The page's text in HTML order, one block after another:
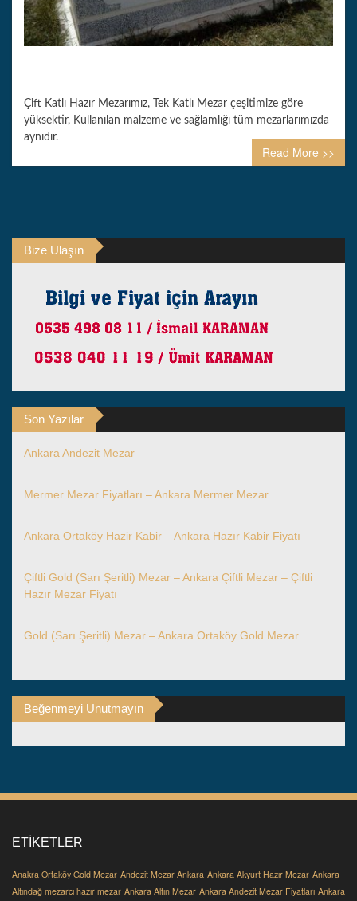
Çift Katlı Hazır Mezarımız, Tek Katlı Mezar çeşitimize göre
yüksektir, Kullanılan malzeme ve sağlamlığı tüm mezarlarımızda
aynıdır.
Read More >>
Bize Ulaşın
Son Yazılar
Ankara Andezit Mezar
Mermer Mezar Fiyatları – Ankara Mermer Mezar
Ankara Ortaköy Hazir Kabir – Ankara Hazır Kabir Fiyatı
Çiftli Gold (Sarı Şeritli) Mezar – Ankara Çiftli Mezar – Çiftli
Hazır Mezar Fiyatı
Gold (Sarı Şeritli) Mezar – Ankara Ortaköy Gold Mezar
Beğenmeyi Unutmayın
ETIKETLER
Anakra Ortaköy Gold Mezar Andezit Mezar Ankara Ankara Akyurt Hazır Mezar Ankara
Altındağ mezarcı hazır mezar Ankara Altın Mezar Ankara Andezit Mezar Fiyatları Ankara